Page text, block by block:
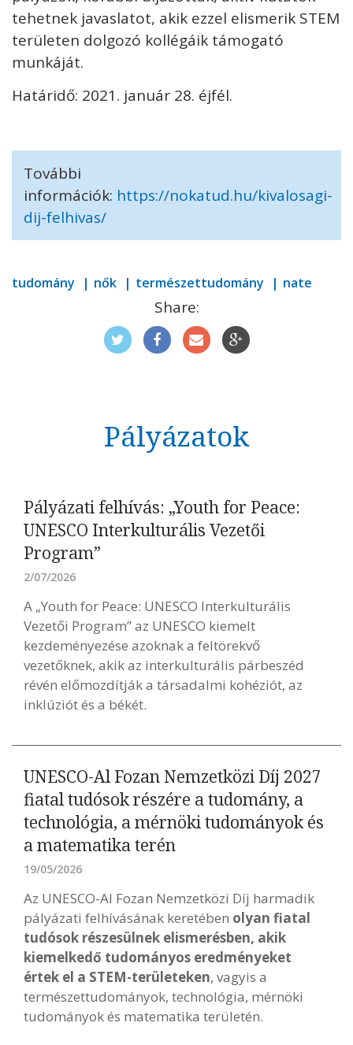
tehetnek javaslatot, akik ezzel elismerik STEM
területen dolgozó kollégáik támogató
munkáját.
Határidő: 2021. január 28. éjfél.
További
információk: https://nokatud.hu/kivalosagi-
dij-felhivas/
tudomány nők természettudomány nate
Share:
Pályázatok
Pályázati felhívás: „Youth for Peace:
UNESCO Interkulturális Vezetői
Program”
2/07/2026
A „Youth for Peace: UNESCO Interkulturális
Vezetői Program” az UNESCO kiemelt
kezdeményezése azoknak a feltörekvő
vezetőknek, akik az interkulturális párbeszéd
révén előmozdítják a társadalmi kohéziót, az
inklúziót és a békét.
UNESCO-Al Fozan Nemzetközi Díj 2027
fiatal tudósok részére a tudomány, a
technológia, a mérnöki tudományok és
a matematika terén
19/05/2026
Az UNESCO-Al Fozan Nemzetközi Díj harmadik
pályázati felhívásának keretében olyan fiatal
tudósok részesülnek elismerésben, akik
kiemelkedő tudományos eredményeket
értek el a STEM-területeken, vagyis a
természettudományok, technológia, mérnöki
tudományok és matematika területén.